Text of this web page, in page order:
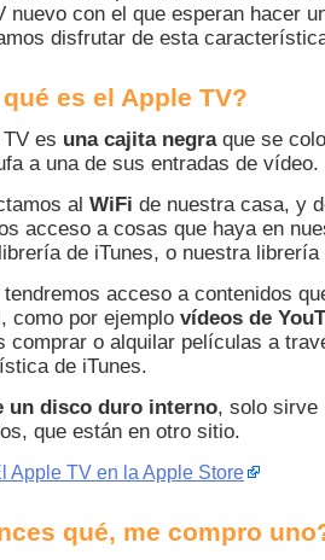
nuevo con el que esperan hacer
disfrutar de esta
es el Apple TV?
es una cajita negraque se
a una de sus entradas de vídeo.
al WiFi de nuestra casa, y
acceso a cosas que haya en
de iTunes, o nuestra librería
tendremos acceso a contenidos
como por ejemplo vídeos de
comprar o alquilar películas a
de iTunes.
un disco duro interno, solo sirve
que están en otro sitio.
Apple TV en la Apple Store
qué, me compro